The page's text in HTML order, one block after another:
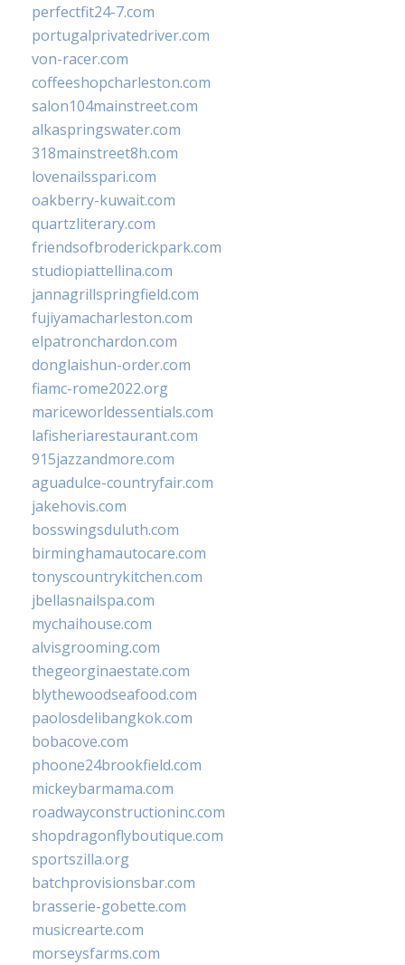
perfectfit24-7.com
portugalprivatedriver.com
von-racer.com
coffeeshopcharleston.com
salon104mainstreet.com
alkaspringswater.com
318mainstreet8h.com
lovenailsspari.com
oakberry-kuwait.com
quartzliterary.com
friendsofbroderickpark.com
studiopiattellina.com
jannagrillspringfield.com
fujiyamacharleston.com
elpatronchardon.com
donglaishun-order.com
fiamc-rome2022.org
mariceworldessentials.com
lafisheriarestaurant.com
915jazzandmore.com
aguadulce-countryfair.com
jakehovis.com
bosswingsduluth.com
birminghamautocare.com
tonyscountrykitchen.com
jbellasnailspa.com
mychaihouse.com
alvisgrooming.com
thegeorginaestate.com
blythewoodseafood.com
paolosdelibangkok.com
bobacove.com
phoone24brookfield.com
mickeybarmama.com
roadwayconstructioninc.com
shopdragonflyboutique.com
sportszilla.org
batchprovisionsbar.com
brasserie-gobette.com
musicrearte.com
morseysfarms.com